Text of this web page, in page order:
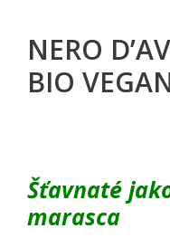
NERO
BIO
Šťavnaté
marasca